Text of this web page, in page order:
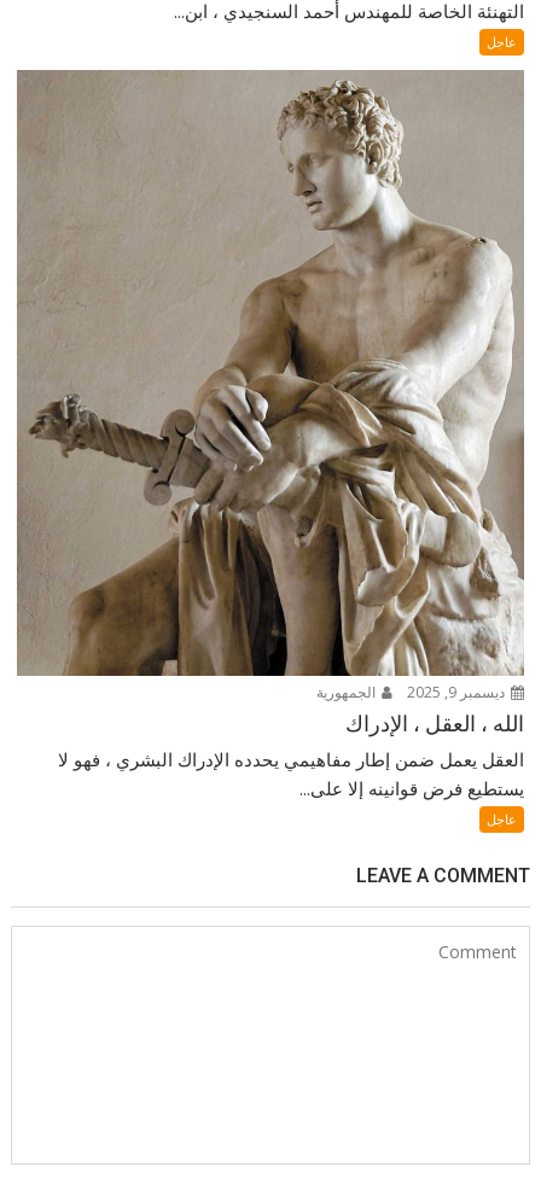
التهنئة الخاصة للمهندس أحمد السنجيدي ، ابن...
عاجل
ديسمبر 9, 2025 الجمهورية
الله ، العقل ، الإدراك
العقل يعمل ضمن إطار مفاهيمي يحدده الإدراك البشري ، فهو لا
يستطيع فرض قوانينه إلا على...
عاجل
LEAVE A COMMENT